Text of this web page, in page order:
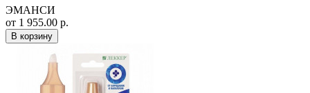
ЭМАНСИ
от 1 955.00 р.
В корзину